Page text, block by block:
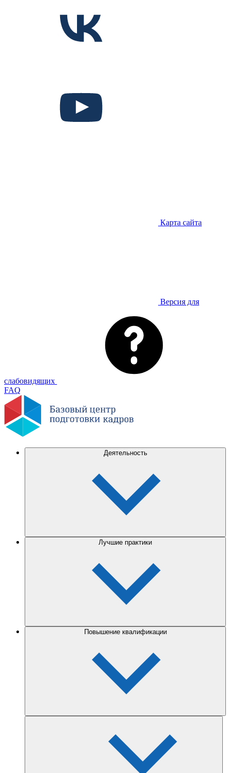
Карта сайта
Версия для
слабовидящих
FAQ
Деятельность
Лучшие практики
Повышение квалификации